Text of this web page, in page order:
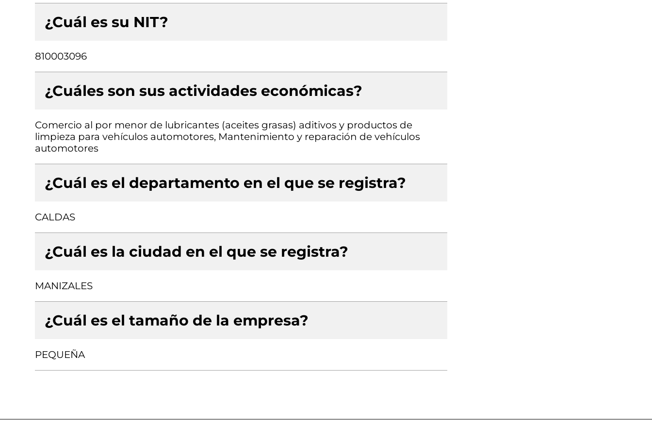
¿Cuál es su NIT?
810003096
¿Cuáles son sus actividades económicas?
Comercio al por menor de lubricantes (aceites grasas) aditivos y productos de
limpieza para vehículos automotores, Mantenimiento y reparación de vehículos
automotores
¿Cuál es el departamento en el que se registra?
CALDAS
¿Cuál es la ciudad en el que se registra?
MANIZALES
¿Cuál es el tamaño de la empresa?
PEQUEÑA